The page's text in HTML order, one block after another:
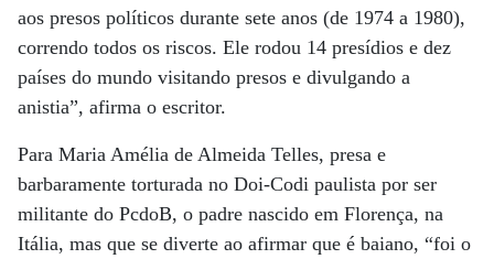
aos presos políticos durante sete anos (de 1974 a 1980),
correndo todos os riscos. Ele rodou 14 presídios e dez
países do mundo visitando presos e divulgando a
anistia”, afirma o escritor.
Para Maria Amélia de Almeida Telles, presa e
barbaramente torturada no Doi-Codi paulista por ser
militante do PcdoB, o padre nascido em Florença, na
Itália, mas que se diverte ao afirmar que é baiano, “foi o